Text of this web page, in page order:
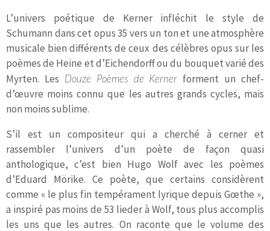
L’univers poétique de Kerner infléchit le style de
Schumann dans cet opus 35 vers un ton et une atmosphère
musicale bien différents de ceux des célèbres opus sur les
poèmes de Heine et d’Eichendorff ou du bouquet varié des
Myrten. Les Douze Poèmes de Kerner forment un chef-
d’œuvre moins connu que les autres grands cycles, mais
non moins sublime.
S’il est un compositeur qui a cherché à cerner et
rassembler l’univers d’un poète de façon quasi
anthologique, c’est bien Hugo Wolf avec les poèmes
d’Eduard Mörike. Ce poète, que certains considèrent
comme « le plus fin tempérament lyrique depuis Gœthe »,
a inspiré pas moins de 53 lieder à Wolf, tous plus accomplis
les uns que les autres. On raconte que le volume des